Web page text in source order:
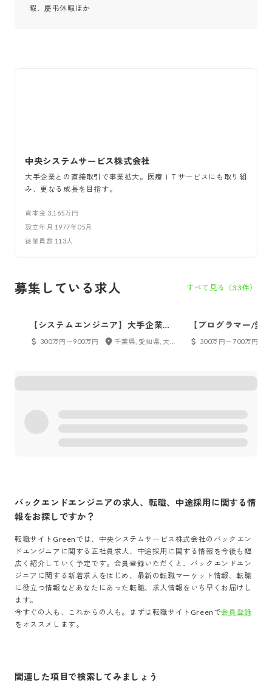
暇、慶弔休暇ほか
中央システムサービス株式会社
大手企業との直接取引で事業拡大。医療ＩＴサービスにも取り組
み、更なる成長を目指す。
資本金 3,165万円
設立年月 1977年05月
従業員数 113人
募集している求人 すべて見る（33件）
【システムエンジニア】大手企業と
の取引多数。上流工程に携われま
300万円〜900万円
【プログラマー/愛
取引多数。上流工
300万円〜700万円
バックエンドエンジニアの求人、転職、中途採用に関する情
報をお探しですか？
転職サイトGreenでは、 中央システムサービス株式会社の バックエン
ドエンジニア に関する正社員求人、中途採用に関する情報を今後も幅
広く紹介していく予定です。会員登録いただくと、 バックエンドエン
ジニア に関する新着求人をはじめ、最新の転職マーケット情報、転職
に役立つ情報などあなたにあった転職、求人情報をいち早くお届けし
ます。
今すぐの人も、これからの人も。まずは転職サイトGreenで会員登録
をオススメします。
関連した項目で検索してみましょう